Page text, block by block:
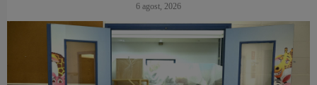
6 agost, 2026